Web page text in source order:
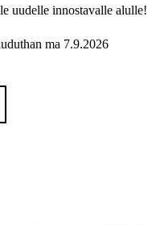
uudelle innostavalle alulle!
ma 7.9.2026